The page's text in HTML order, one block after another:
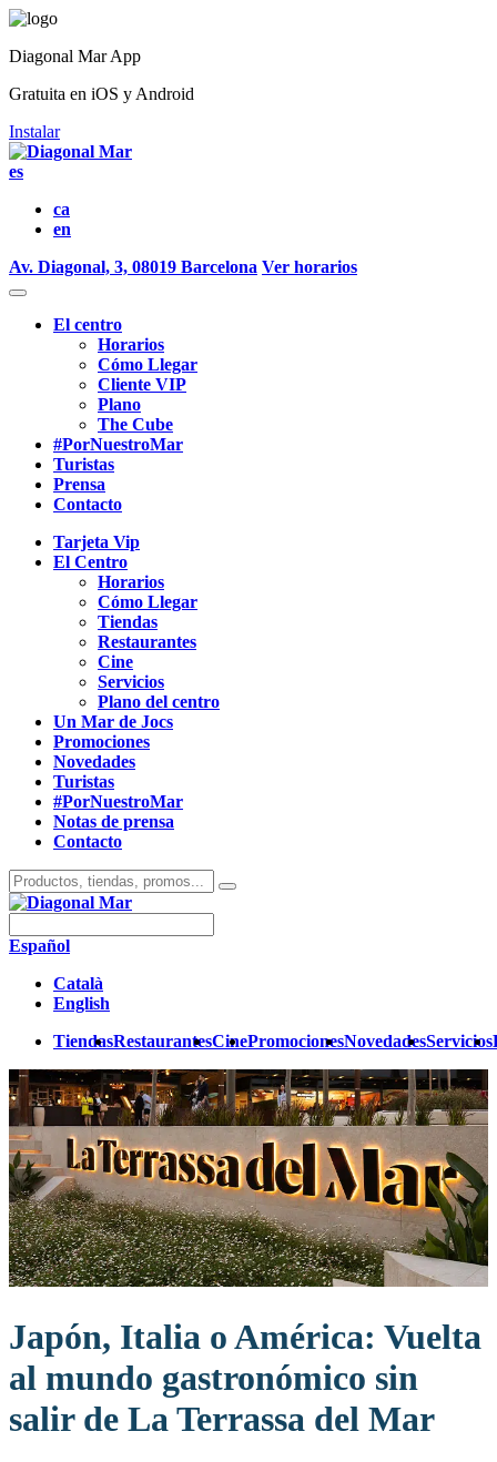
Diagonal Mar App
Gratuita en iOS y Android
Instalar
es
ca
en
Av. Diagonal, 3, 08019 Barcelona Ver horarios
El centro
Horarios
Cómo Llegar
Cliente VIP
Plano
The Cube
#PorNuestroMar
Turistas
Prensa
Contacto
Tarjeta Vip
El Centro
Horarios
Cómo Llegar
Tiendas
Restaurantes
Cine
Servicios
Plano del centro
Un Mar de Jocs
Promociones
Novedades
Turistas
#PorNuestroMar
Notas de prensa
Contacto
Español
Català
English
TiendasRestaurantesCinePromocionesNovedadesServicios
Japón, Italia o América: Vuelta
al mundo gastronómico sin
salir de La Terrassa del Mar